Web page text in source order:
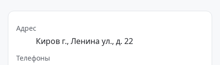
Адрес
Киров г., Ленина ул., д. 22
Телефоны